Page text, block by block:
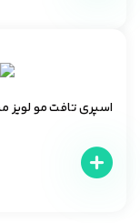
اسپری تافت مو